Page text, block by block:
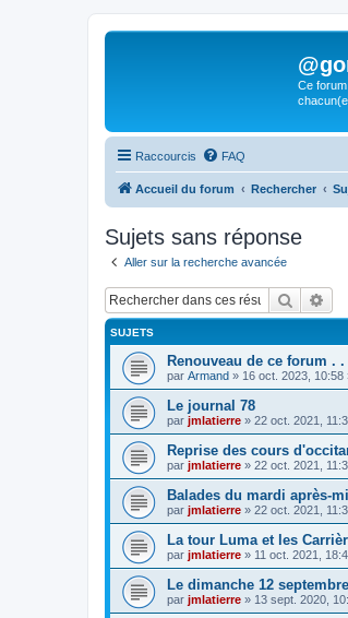
Ce
Raccourcis FAQ
Accueil du forum Rechercher
Sujets sans réponse
Aller sur la recherche avancée
SUJETS
Renouveau de ce forum . .
par Armand » 16 oct. 2023, 10:58
Le journal 78
par jmlatierre » 22 oct. 2021,
Reprise des cours
par jmlatierre » 22 oct. 2021,
Balades du mardi après-
par jmlatierre » 22 oct. 2021,
La tour Luma et les
par jmlatierre » 11 oct. 2021,
Le dimanche 12
par jmlatierre » 13 sept. 2020,